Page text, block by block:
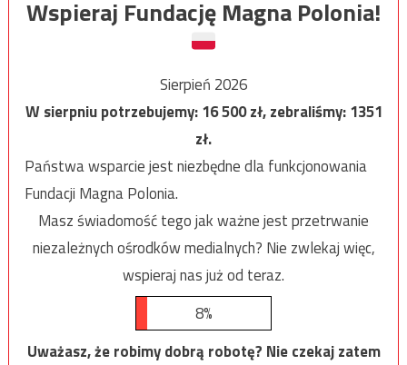
Wspieraj Fundację Magna Polonia!
Sierpień 2026
W sierpniu potrzebujemy:16 500zł, zebraliśmy:1351
zł.
Państwa wsparcie jest niezbędne dla funkcjonowania
Fundacji Magna Polonia.
Masz świadomość tego jak ważne jest przetrwanie
niezależnych ośrodków medialnych? Nie zwlekaj więc,
wspieraj nas już od teraz.
8%
Uważasz, że robimy dobrą robotę? Nie czekaj zatem